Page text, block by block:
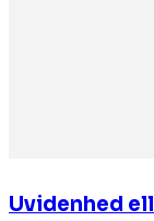
Uvidenhed